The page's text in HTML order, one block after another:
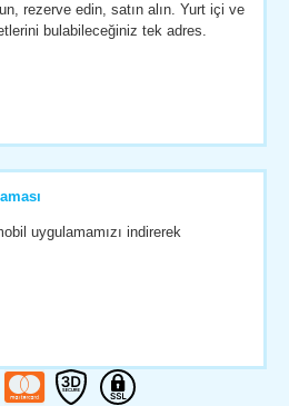
rezerve edin, satın alın. Yurt içi ve
bulabileceğiniz tek adres.
uygulamamızı indirerek